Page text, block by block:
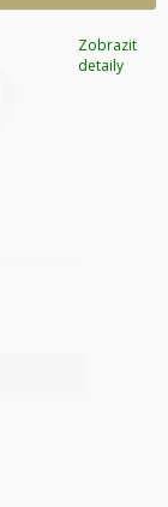
Zobrazit
detaily